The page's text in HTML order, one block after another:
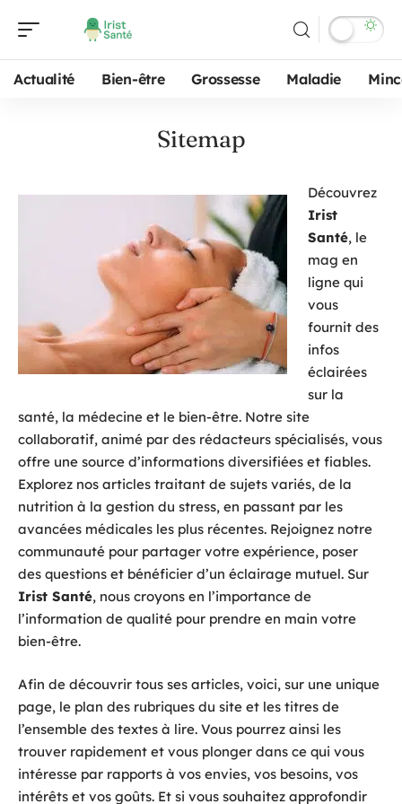
Actualité Bien-être Grossesse Maladie
Sitemap
Découvrez
Irist
Santé, le
mag en
ligne qui
vous
fournit des
infos
éclairées
sur la
santé, la médecine et le bien-être. Notre site
collaboratif, animé par des rédacteurs spécialisés, vous
offre une source d’informations diversifiées et fiables.
Explorez nos articles traitant de sujets variés, de la
nutrition à la gestion du stress, en passant par les
avancées médicales les plus récentes. Rejoignez notre
communauté pour partager votre expérience, poser
des questions et bénéficier d’un éclairage mutuel. Sur
Irist Santé, nous croyons en l’importance de
l’information de qualité pour prendre en main votre
bien-être.
Afin de découvrir tous ses articles, voici, sur une unique
page, le plan des rubriques du site et les titres de
l’ensemble des textes à lire. Vous pourrez ainsi les
trouver rapidement et vous plonger dans ce qui vous
intéresse par rapports à vos envies, vos besoins, vos
intérêts et vos goûts. Et si vous souhaitez approfondir